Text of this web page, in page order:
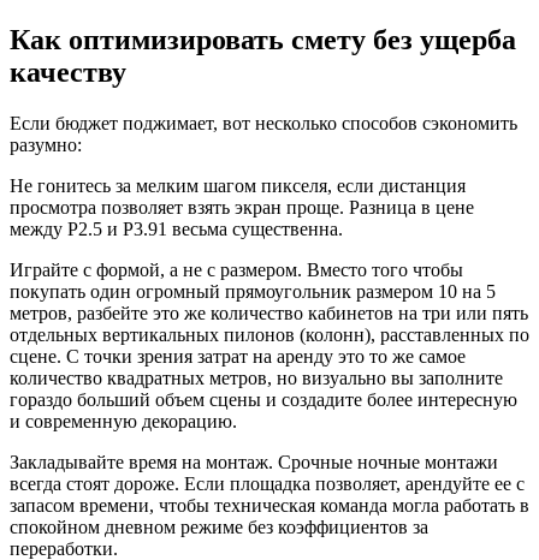
Как оптимизировать смету без ущерба
качеству
Если бюджет поджимает, вот несколько способов сэкономить
разумно:
Не гонитесь за мелким шагом пикселя, если дистанция
просмотра позволяет взять экран проще. Разница в цене
между P2.5 и P3.91 весьма существенна.
Играйте с формой, а не с размером. Вместо того чтобы
покупать один огромный прямоугольник размером 10 на 5
метров, разбейте это же количество кабинетов на три или пять
отдельных вертикальных пилонов (колонн), расставленных по
сцене. С точки зрения затрат на аренду это то же самое
количество квадратных метров, но визуально вы заполните
гораздо больший объем сцены и создадите более интересную
и современную декорацию.
Закладывайте время на монтаж. Срочные ночные монтажи
всегда стоят дороже. Если площадка позволяет, арендуйте ее с
запасом времени, чтобы техническая команда могла работать в
спокойном дневном режиме без коэффициентов за
переработки.